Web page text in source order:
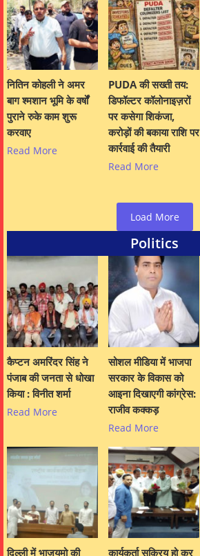
नितिन कोहली ने अमर
बाग श्मशान भूमि के वर्षों
पुराने रुके काम शुरू
करवाए
Read More
PUDA की सख्ती तय:
डिफॉल्टर कॉलोनाइज़रों
पर कसेगा शिकंजा,
करोड़ों की बकाया राशि पर
कार्रवाई की तैयारी
Read More
Load More
Politics
कैप्टन अमरिंदर सिंह ने
पंजाब की जनता से धोखा
किया : विनीत शर्मा
Read More
सोशल मीडिया में भाजपा
सरकार के विकास को
आइना दिखाएगी कांग्रेस:
राजीव कक्कड़
Read More
दिल्ली में भाजयुमो की कार्यकर्ता सक्रिय हो कर